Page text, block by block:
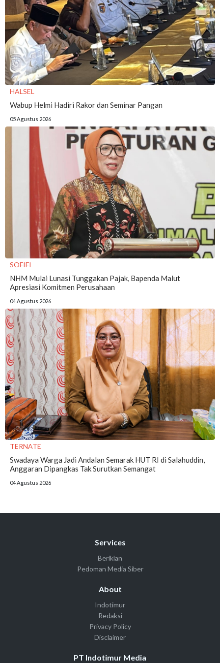
HALSEL
Wabup Helmi Hadiri Rakor dan Seminar Pangan
05 Agustus 2026
SOFIFI
NHM Mulai Lunasi Tunggakan Pajak, Bapenda Malut
Apresiasi Komitmen Perusahaan
04 Agustus 2026
TERNATE
Swadaya Warga Jadi Andalan Semarak HUT RI di Salahuddin,
Anggaran Dipangkas Tak Surutkan Semangat
04 Agustus 2026
Services
Beriklan
Pedoman Media Siber
About
Indotimur
Redaksi
Privacy Policy
Disclaimer
PT Indotimur Media